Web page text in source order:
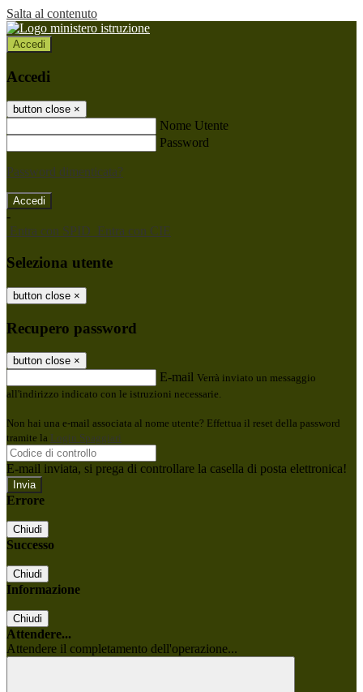
Salta al contenuto
Accedi
Accedi
button close ×
Nome Utente
Password
Password dimenticata?
-
Entra con SPID Entra con CIE
Seleziona utente
button close ×
Recupero password
button close ×
E-mail Verrà inviato un messaggio
all'indirizzo indicato con le istruzioni necessarie.
Non hai una e-mail associata al nome utente? Effettua il reset della password
tramite la Login Spaggiari
E-mail inviata, si prega di controllare la casella di posta elettronica!
Errore
Chiudi
Successo
Chiudi
Informazione
Chiudi
Attendere...
Attendere il completamento dell'operazione...